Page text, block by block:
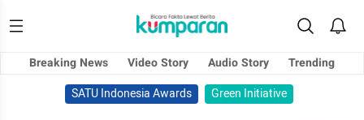
Breaking News Video Story Audio Story
Trending
SATU Indonesia Awards
Green Initiative